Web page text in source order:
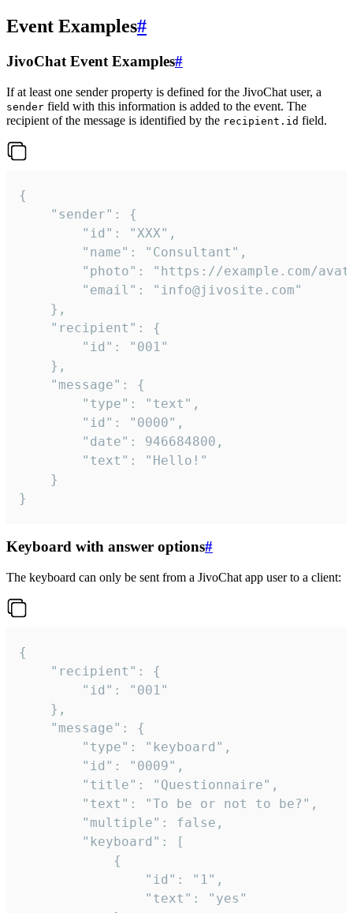
Event Examples#
JivoChat Event Examples#
If at least one sender property is defined for the JivoChat user, a
sender field with this information is added to the event. The
recipient of the message is identified by the recipient.id field.
{
}
Keyboard with answer options#
The keyboard can only be sent from a JivoChat app user to a client:
{